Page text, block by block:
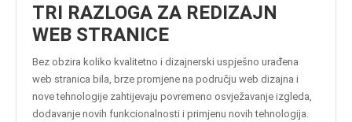
TRI RAZLOGA ZA REDIZAJN
WEB STRANICE
Bez obzira koliko kvalitetno i dizajnerski uspješno urađena
web stranica bila, brze promjene na području web dizajna i
nove tehnologije zahtijevaju povremeno osvježavanje izgleda,
dodavanje novih funkcionalnosti i primjenu novih tehnologija.